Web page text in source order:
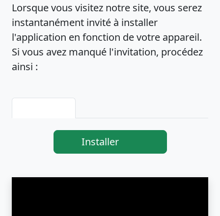
Lorsque vous visitez notre site, vous serez
instantanément invité à installer
l'application en fonction de votre appareil.
Si vous avez manqué l'invitation, procédez
ainsi :
Installer